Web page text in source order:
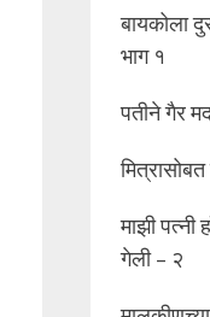
बायकोला
भाग १
पतीने गैर
माझी पत्नी
गेली – २